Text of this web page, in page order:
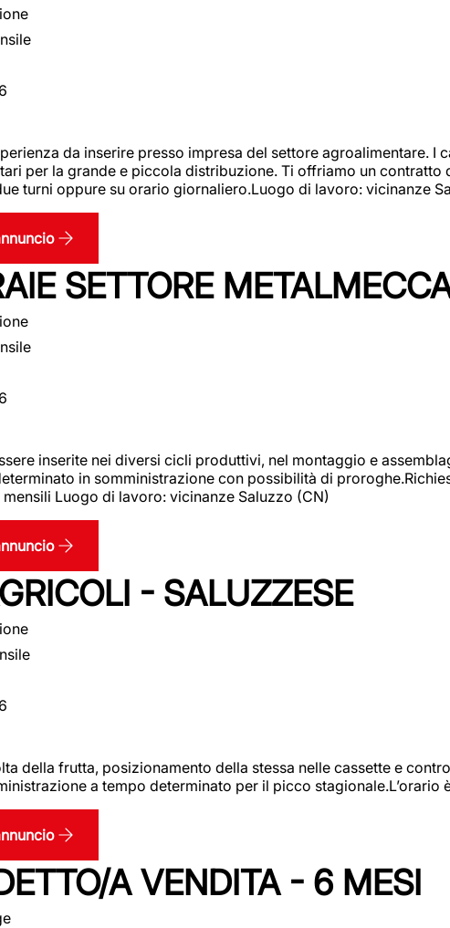
da inserire presso impresa del settore agroalimentare.
per la grande e piccola distribuzione. Ti offriamo un
turni oppure su orario giornaliero.Luogo di lavoro: vicinanze
SETTORE
inserite nei diversi cicli produttivi, nel montaggio e
in somministrazione con possibilità di
Luogo di lavoro: vicinanze Saluzzo (CN)
- SALUZZESE
della frutta, posizionamento della stessa nelle cassette e
a tempo determinato per il picco stagionale.L’orario
A VENDITA - 6 MESI